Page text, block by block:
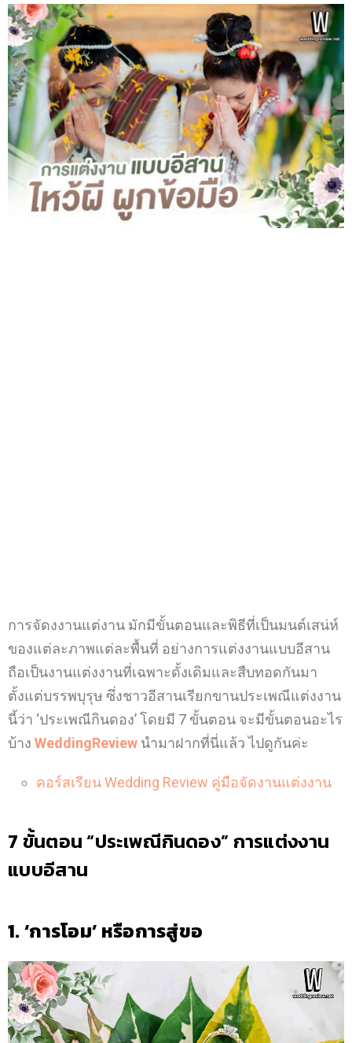
การจัดงงานแต่งาน มักมีขั้นตอนและพิธีที่เป็นมนต์เสน่ห์
ของแต่ละภาพแต่ละพื้นที่ อย่างการแต่งงานแบบอีสาน
ถือเป็นงานแต่งงานที่เฉพาะดั้งเดิมและสืบทอดกันมา
ตั้งแต่บรรพบุรุษ ซึ่งชาวอีสานเรียกขานประเพณีแต่งงาน
นี้ว่า ‘ประเพณีกินดอง’โดยมี 7 ขั้นตอน จะมีขั้นตอนอะไร
บ้าง WeddingReview นำมาฝากที่นี่แล้ว ไปดูกันค่ะ
คอร์สเรียน Wedding Review คู่มือจัดงานแต่งงาน
7 ขั้นตอน “ประเพณีกินดอง” การแต่งงาน
แบบอีสาน
1. ‘การโอม’ หรือการสู่ขอ